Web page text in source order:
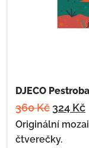
DJECO
360Kč 324 Kč
Originální
čtverečky.